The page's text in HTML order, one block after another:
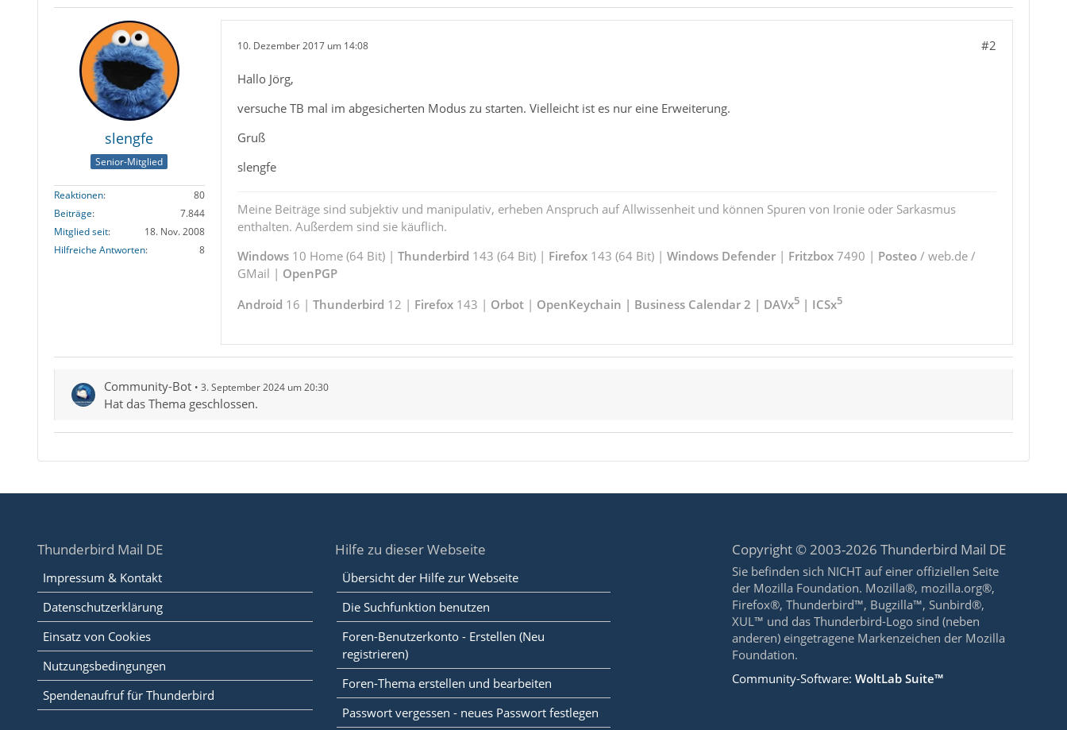
slengfe
Senior-Mitglied
Reaktionen
80
Beiträge
7.844
Mitglied seit
18. Nov. 2008
Hilfreiche Antworten
8
10. Dezember 2017 um 14:08 #2
Hallo Jörg,
versuche TB mal im abgesicherten Modus zu starten. Vielleicht ist es nur eine Erweiterung.
Gruß
slengfe
Meine Beiträge sind subjektiv und manipulativ, erheben Anspruch auf Allwissenheit und können Spuren von Ironie oder Sarkasmus
enthalten. Außerdem sind sie käuflich.
Windows10 Home (64 Bit) | Thunderbird 143 (64 Bit) | Firefox143 (64 Bit) | Windows Defender| Fritzbox7490 | Posteo/ web.de /
GMail | OpenPGP
Android 16 | Thunderbird 12 | Firefox143 | Orbot| OpenKeychain | Business Calendar 2 | DAVx5| ICSx5
Community-Bot 3. September 2024 um 20:30
Hat das Thema geschlossen.
Thunderbird Mail DE
Impressum & Kontakt
Datenschutzerklärung
Einsatz von Cookies
Nutzungsbedingungen
Spendenaufruf für Thunderbird
Hilfe zu dieser Webseite
Übersicht der Hilfe zur Webseite
Die Suchfunktion benutzen
Foren-Benutzerkonto - Erstellen (Neu
registrieren)
Foren-Thema erstellen und bearbeiten
Passwort vergessen - neues Passwort festlegen
Copyright © 2003-2026 Thunderbird Mail DE
Sie befinden sich NICHT auf einer offiziellen Seite
der Mozilla Foundation. Mozilla®, mozilla.org®,
Firefox®, Thunderbird™, Bugzilla™, Sunbird®,
XUL™ und das Thunderbird-Logo sind (neben
anderen) eingetragene Markenzeichen der Mozilla
Foundation.
Community-Software:WoltLab Suite™